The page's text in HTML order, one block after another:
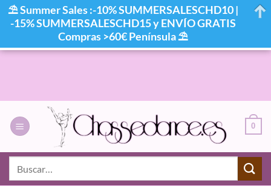
0
INICIO / COLOR DEL PRODUCTO / PLATA
FILTRAR
⛱ Summer Sales :-10% SUMMERSALESCHD10 |
-15% SUMMERSALESCHD15 y ENVÍO GRATIS
Compras >60€ Península ⛱